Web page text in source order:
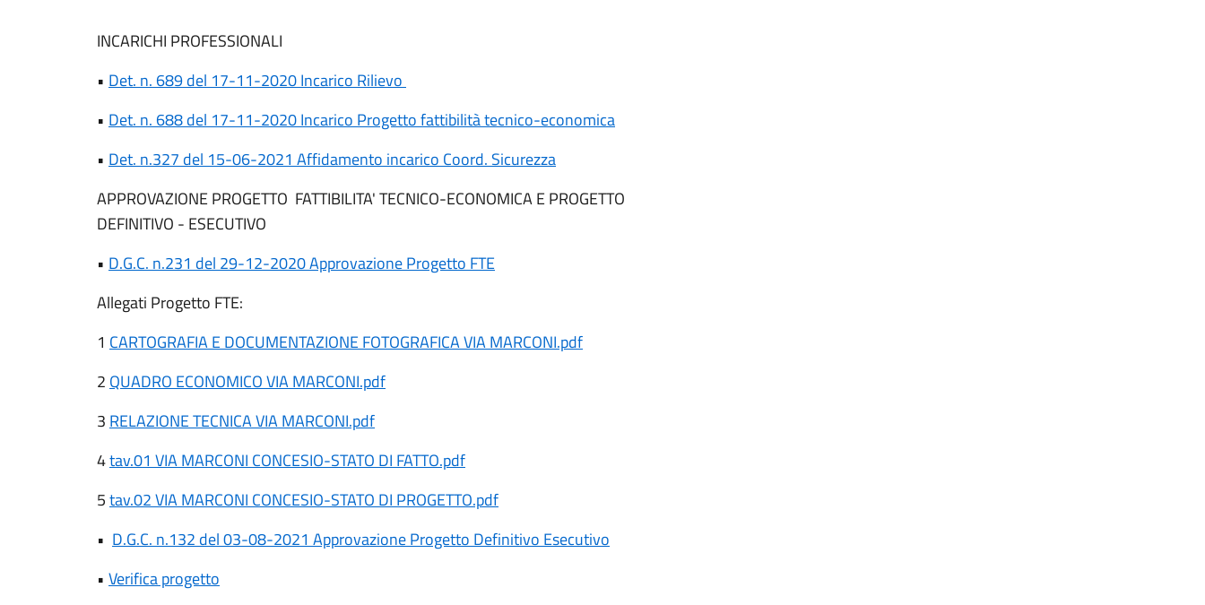
INCARICHI PROFESSIONALI
• Det. n. 689 del 17-11-2020 Incarico Rilievo
• Det. n. 688 del 17-11-2020 Incarico Progetto fattibilità tecnico-economica
• Det. n.327 del 15-06-2021 Affidamento incarico Coord. Sicurezza
APPROVAZIONE PROGETTO FATTIBILITA' TECNICO-ECONOMICA E PROGETTO
DEFINITIVO - ESECUTIVO
• D.G.C. n.231 del 29-12-2020Approvazione Progetto FTE
Allegati Progetto FTE:
1 CARTOGRAFIA E DOCUMENTAZIONE FOTOGRAFICA VIA MARCONI.pdf
2 QUADRO ECONOMICO VIA MARCONI.pdf
3 RELAZIONE TECNICA VIA MARCONI.pdf
4tav.01 VIA MARCONI CONCESIO-STATO DI FATTO.pdf
5tav.02 VIA MARCONI CONCESIO-STATO DI PROGETTO.pdf
• D.G.C. n.132 del 03-08-2021 Approvazione Progetto Definitivo Esecutivo
• Verifica progetto